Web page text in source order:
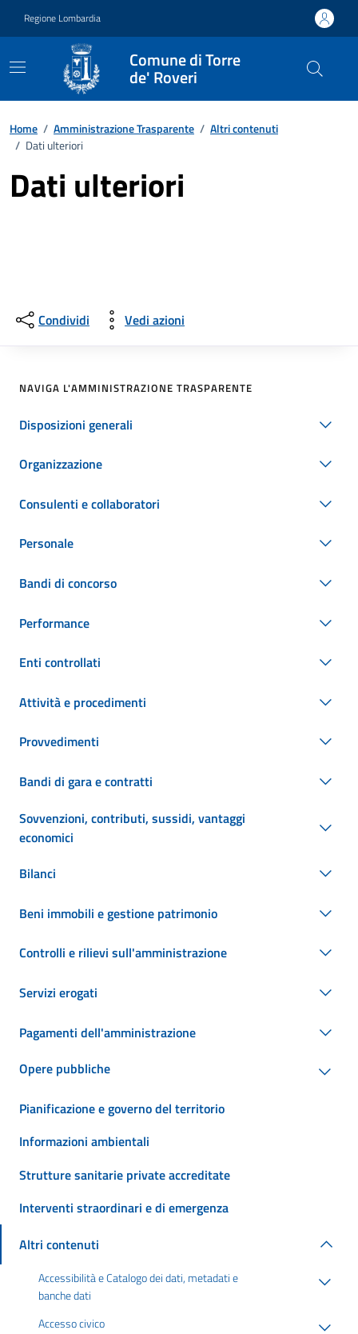
Regione Lombardia
Comune di Torre
de' Roveri
Home / Amministrazione Trasparente / Altri contenuti
/ Dati ulteriori
Dati ulteriori
Condividi Vedi azioni
NAVIGA L'AMMINISTRAZIONE TRASPARENTE
Disposizioni generali
Organizzazione
Consulenti e collaboratori
Personale
Bandi di concorso
Performance
Enti controllati
Attività e procedimenti
Provvedimenti
Bandi di gara e contratti
Sovvenzioni, contributi, sussidi, vantaggi
economici
Bilanci
Beni immobili e gestione patrimonio
Controlli e rilievi sull'amministrazione
Servizi erogati
Pagamenti dell'amministrazione
Opere pubbliche
Pianificazione e governo del territorio
Informazioni ambientali
Strutture sanitarie private accreditate
Interventi straordinari e di emergenza
Altri contenuti
Accessibilità e Catalogo dei dati, metadati e
banche dati
Accesso civico